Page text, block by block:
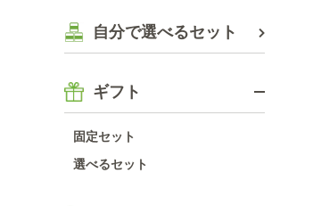
自分で選べるセット
ギフト
固定セット
選べるセット